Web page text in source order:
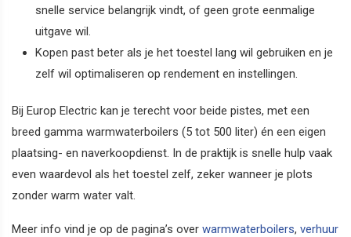
snelle service belangrijk vindt, of geen grote eenmalige
uitgave wil.
Kopen past beter als je het toestel lang wil gebruiken en je
zelf wil optimaliseren op rendement en instellingen.
Bij Europ Electric kan je terecht voor beide pistes, met een
breed gamma warmwaterboilers (5 tot 500 liter) én een eigen
plaatsing- en naverkoopdienst. In de praktijk is snelle hulp vaak
even waardevol als het toestel zelf, zeker wanneer je plots
zonder warm water valt.
Meer info vind je op de pagina’s over warmwaterboilers, verhuur